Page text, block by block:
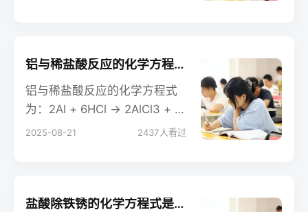
是“大量”。实际上这两个离子是
可以少量共存的。
铝与稀盐酸反应的化学方程式怎么写 产生什么现象
铝与稀盐酸反应的化学方程式
为：2Al + 6HCl → 2AlCl3 + 3
H2↑。这个反应属于置换反
解。
2025-08-21 2437人看过
盐酸除铁锈的化学方程式是什么 产生哪些现象